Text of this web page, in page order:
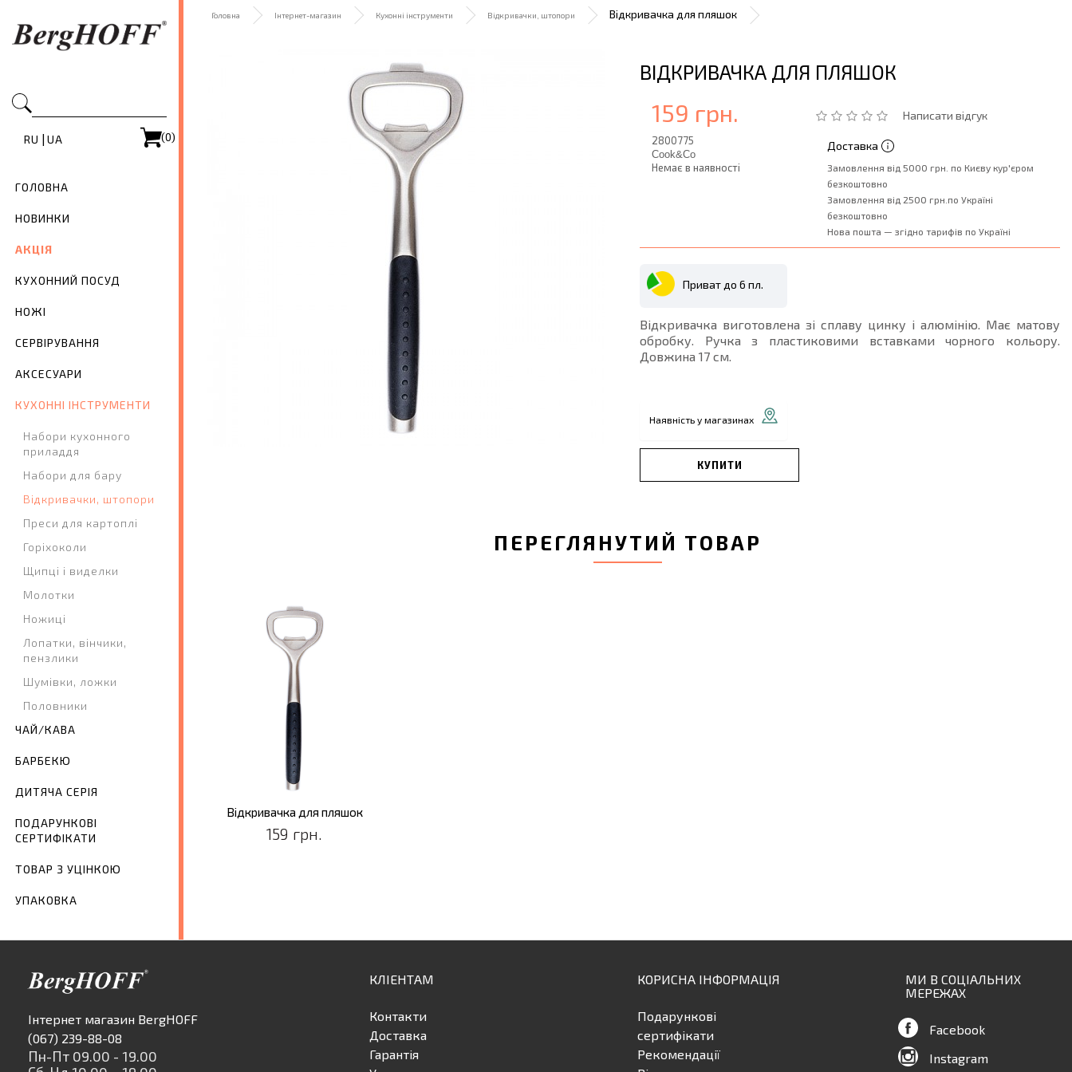
RU | UA (0)
ГОЛОВНА
НОВИНКИ
АКЦІЯ
КУХОННИЙ ПОСУД
НОЖІ
СЕРВІРУВАННЯ
АКСЕСУАРИ
КУХОННІ ІНСТРУМЕНТИ
Набори кухонного
приладдя
Набори для бару
Відкривачки, штопори
Преси для картоплі
Горіхоколи
Щипці і виделки
Молотки
Ножиці
Лопатки, вінчики,
пензлики
Шумівки, ложки
Половники
ЧАЙ/КАВА
БАРБЕКЮ
ДИТЯЧА СЕРІЯ
ПОДАРУНКОВІ
СЕРТИФІКАТИ
ТОВАР З УЦІНКОЮ
УПАКОВКА
Головна Інтернет-магазин Кухонні інструменти Відкривачки, штопори Відкривачка для пляшок
ВІДКРИВАЧКА ДЛЯ ПЛЯШОК
Написати відгук
159 грн.
2800775
Cook&Co
Немає в наявності
Доставка
Замовлення від 5000 грн. по Києву кур'єром
безкоштовно
Замовлення від 2500 грн.по Україні
безкоштовно
Нова пошта — згідно тарифів по Україні
Приват до 6 пл.
Відкривачка виготовлена зі сплаву цинку і алюмінію. Має матову
обробку. Ручка з пластиковими вставками чорного кольору.
Довжина 17 см.
Наявність у магазинах
КУПИТИ
ПЕРЕГЛЯНУТИЙ ТОВАР
Відкривачка для пляшок
159 грн.
Інтернет магазин BergHOFF
(067) 239-88-08
Пн-Пт 09.00 - 19.00
КЛІЕНТАМ
Контакти
Доставка
Гарантія
КОРИСНА ІНФОРМАЦІЯ
Подарункові
сертифікати
Рекомендації
МИ В СОЦІАЛЬНИХ
МЕРЕЖАХ
Facebook
Instagram